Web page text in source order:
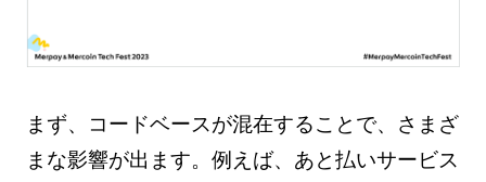
まず、コードベースが混在することで、さまざ
まな影響が出ます。例えば、あと払いサービス